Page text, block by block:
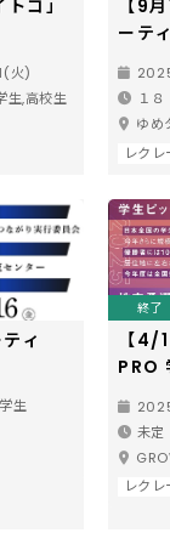
コ」
火)
生,高校生
【9
ーテ
～若
１
ゆめ
レク
ィ
生
終了
【4/
PRO
未定
レク